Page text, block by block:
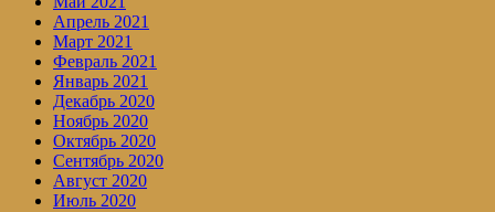
Апрель 2021
Март 2021
Февраль 2021
Январь 2021
Декабрь 2020
Ноябрь 2020
Октябрь 2020
Сентябрь 2020
Август 2020
Июль 2020